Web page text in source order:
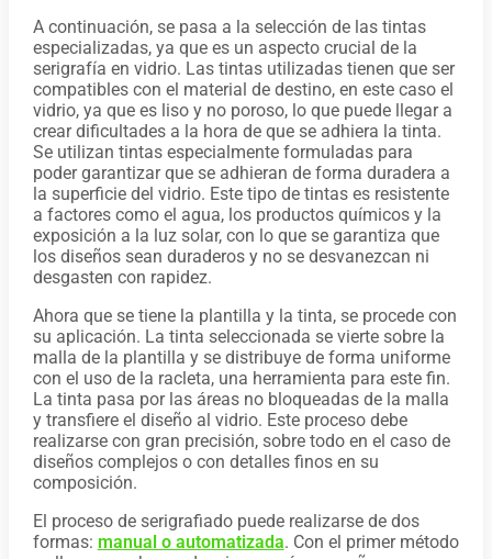
A continuación, se pasa a la selección de las tintas
especializadas, ya que es un aspecto crucial de la
serigrafía en vidrio. Las tintas utilizadas tienen que ser
compatibles con el material de destino, en este caso el
vidrio, ya que es liso y no poroso, lo que puede llegar a
crear dificultades a la hora de que se adhiera la tinta.
Se utilizan tintas especialmente formuladas para
poder garantizar que se adhieran de forma duradera a
la superficie del vidrio. Este tipo de tintas es resistente
a factores como el agua, los productos químicos y la
exposición a la luz solar, con lo que se garantiza que
los diseños sean duraderos y no se desvanezcan ni
desgasten con rapidez.
Ahora que se tiene la plantilla y la tinta, se procede con
su aplicación. La tinta seleccionada se vierte sobre la
malla de la plantilla y se distribuye de forma uniforme
con el uso de la racleta, una herramienta para este fin.
La tinta pasa por las áreas no bloqueadas de la malla
y transfiere el diseño al vidrio. Este proceso debe
realizarse con gran precisión, sobre todo en el caso de
diseños complejos o con detalles finos en su
composición.
El proceso de serigrafiado puede realizarse de dos
formas: manual o automatizada. Con el primer método